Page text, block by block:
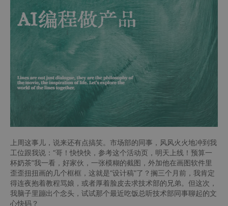
上周这事儿，说来还有点搞笑。市场部的同事，风风火火地冲到我
工位跟我说：“哥！快快快，参考这个活动页，明天上线！预算一
杯奶茶”我一看，好家伙，一张模糊的截图，外加他在画图软件里
歪歪扭扭画的几个框框，这就是“设计稿”了？搁三个月前，我肯定
得连夜抱着教程骂娘，或者厚着脸皮去求技术部的兄弟。但这次，
我脑子里蹦出个念头，试试那个最近吃饭总听技术部同事聊起的文
心快码？